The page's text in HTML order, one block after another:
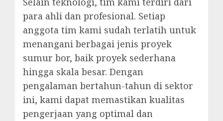
para ahli dan profesional. Setiap
anggota tim kami sudah terlatih untuk
menangani berbagai jenis proyek
sumur bor, baik proyek sederhana
hingga skala besar. Dengan
pengalaman bertahun-tahun di sektor
ini, kami dapat memastikan kualitas
pengerjaan yang optimal dan